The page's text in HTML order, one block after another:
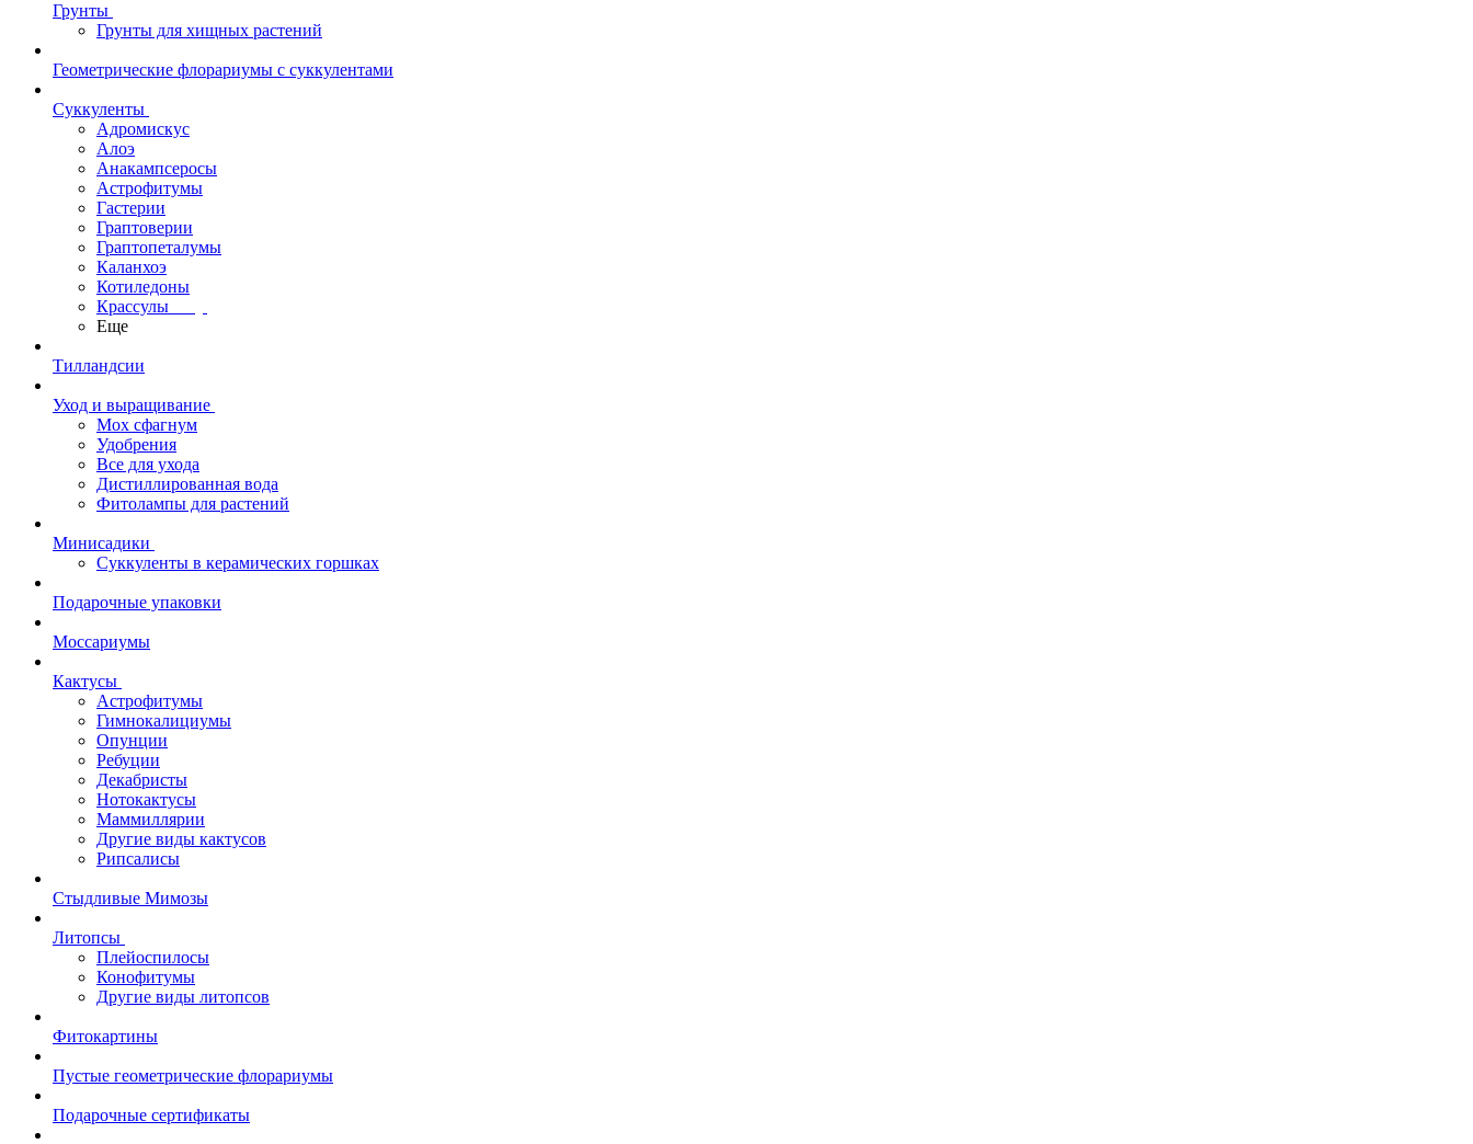
Грунты
Грунты для хищных растений
Геометрические флорариумы с суккулентами
Суккуленты
Адромискус
Алоэ
Анакампсеросы
Астрофитумы
Гастерии
Граптоверии
Граптопеталумы
Каланхоэ
Котиледоны
Крассулы
Еще
Тилландсии
Уход и выращивание
Мох сфагнум
Удобрения
Все для ухода
Дистиллированная вода
Фитолампы для растений
Минисадики
Суккуленты в керамических горшках
Подарочные упаковки
Моссариумы
Кактусы
Астрофитумы
Гимнокалициумы
Опунции
Ребуции
Декабристы
Нотокактусы
Маммиллярии
Другие виды кактусов
Рипсалисы
Стыдливые Мимозы
Литопсы
Плейоспилосы
Конофитумы
Другие виды литопсов
Фитокартины
Пустые геометрические флорариумы
Подарочные сертификаты